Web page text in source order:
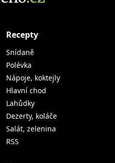
Recepty
Snídaně
Polévka
Nápoje, koktejly
Hlavní chod
Lahůdky
Dezerty, koláče
Salát, zelenina
RSS